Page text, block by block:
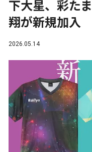
下大星、彩た
翔が新規加入
2026.05.14